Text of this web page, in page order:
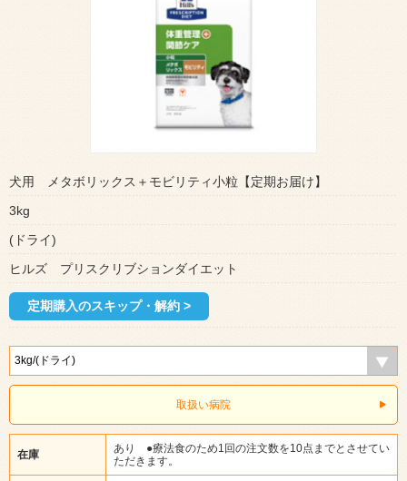
犬用 メタボリックス＋モビリティ小粒【定期お届け】
3kg
(ドライ)
ヒルズ プリスクリブションダイエット
定期購入のスキップ・解約 >
取扱い病院
在庫
あり ●療法食のため1回の注文数を10点までとさせてい
ただきます。